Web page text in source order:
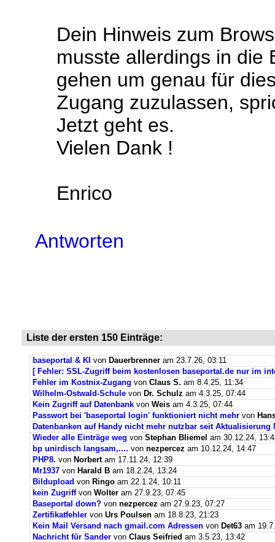
Dein Hinweis zum
musste allerdings in die
gehen um genau für
Zugang zuzulassen,
Jetzt geht es.
Vielen Dank !
Enrico
Antworten
Liste der ersten 150 Einträge:
baseportal & KI von Dauerbrenner am 23.7.26, 03:11
[ Fehler: SSL-Zugriff beim kostenlosen baseportal.de nur im
Fehler im Kostnix-Zugang von Claus S. am 8.4.25, 11:34
Wilhelm-Ostwald-Schule von Dr. Schulz am 4.3.25, 07:44
Kein Zugriff auf Datenbank von Weis am 4.3.25, 07:44
Passwort bei 'baseportal login' funktioniert nicht mehr von
Datenbanken auf Handy nicht mehr nutzbar seit Aktualisierung
Wieder alle Einträge weg von Stephan Bliemel am 30.12.24,
bp unirdisch langsam,.... von nezpercez am 10.12.24, 14:47
PHP8. von Norbertam 17.11.24, 12:39
Mr1937 von Harald B am 18.2.24, 13:24
Bildupload von Ringo am 22.1.24, 10:11
kein Zugriffvon Wolter am 27.9.23, 07:45
Baseportal down? von nezpercez am 27.9.23, 07:27
Zertifikatfehler von Urs Poulsen am 18.8.23, 21:23
Kein Mail Versand nach gmail.com Adressen von Det63 am
Nachricht für Sander von Claus Seifried am 3.5.23, 13:42